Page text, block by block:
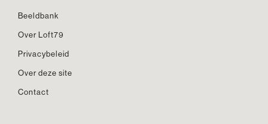
Beeldbank
Over Loft79
Privacybeleid
Over deze site
Contact